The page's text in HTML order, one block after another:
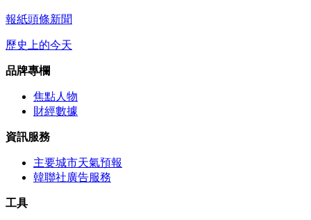
報紙頭條新聞
歷史上的今天
品牌專欄
焦點人物
財經數據
資訊服務
主要城市天氣預報
韓聯社廣告服務
工具